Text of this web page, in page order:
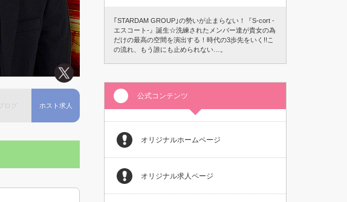
ブログ ホスト求人
｢STARDAM GROUP｣の勢いが止まらない！『S-cort -
エスコート-』誕生☆洗練されたメンバー達が貴女の為
だけの最高の空間を演出する！時代の3歩先をいく!!こ
の流れ、もう誰にも止められない…。
公式コンテンツ
オリジナルホームページ
オリジナル求人ページ